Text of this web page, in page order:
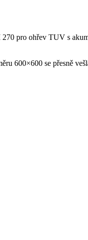
pro ohřev TUV s
600×600 se přesně